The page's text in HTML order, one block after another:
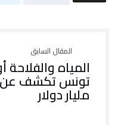
المياه والفلاحة
مليار دولار